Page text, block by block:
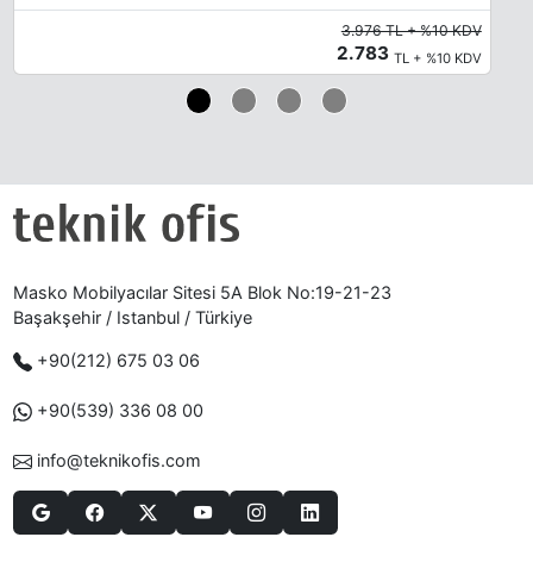
3.976 TL + %10 KDV
2.783 TL + %10 KDV
Masko Mobilyacılar Sitesi 5A Blok No:19-21-23
Başakşehir / Istanbul / Türkiye
+90(212) 675 03 06
+90(539) 336 08 00
info@teknikofis.com